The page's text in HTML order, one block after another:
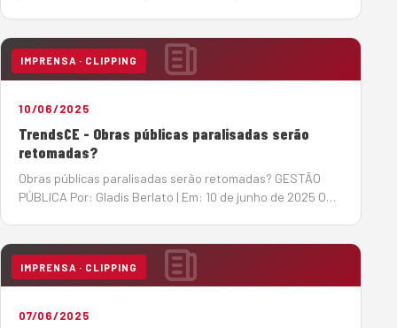
soluções de créd…
IMPRENSA · CLIPPING
10/06/2025
TrendsCE - Obras públicas paralisadas serão
retomadas?
Obras públicas paralisadas serão retomadas? GESTÃO
PÚBLICA Por: Gladis Berlato | Em: 10 de junho de 2025 O
paralisadas, algumas delas h&a…
IMPRENSA · CLIPPING
07/06/2025